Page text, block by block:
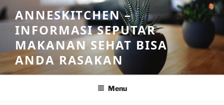
Skip
to
content
ANNESKITCHEN –
INFORMASI SEPUTAR
MAKANAN SEHAT BISA
ANDA RASAKAN
Menu